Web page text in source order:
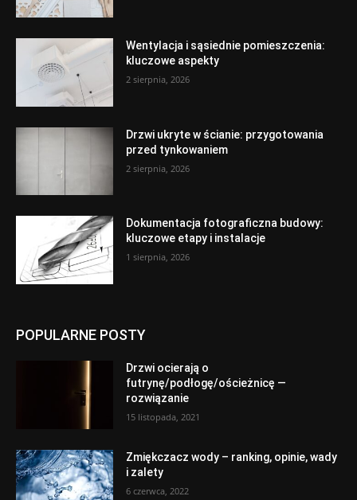
Wentylacja i sąsiednie pomieszczenia:
kluczowe aspekty
2 sierpnia, 2026
Drzwi ukryte w ścianie: przygotowania
przed tynkowaniem
2 sierpnia, 2026
Dokumentacja fotograficzna budowy:
kluczowe etapy i instalacje
1 sierpnia, 2026
POPULARNE POSTY
Drzwi ocierają o
futrynę/podłogę/ościeżnicę —
rozwiązanie
15 listopada, 2021
Zmiękczacz wody – ranking, opinie, wady
i zalety
6 czerwca, 2022